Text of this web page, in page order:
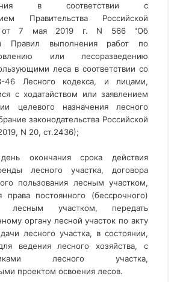
в соответствии с
Правительства Российской
от 7 мая 2019 г. N 566 "Об
Правил выполнения работ по
или лесоразведению
леса в соответствии со
46 Лесного кодекса, и лицами,
с ходатайством или заявлением
целевого назначения лесного
законодательства Российской
N 20, ст.2436);
окончания срока действия
лесного участка, договора
пользования лесным участком,
права постоянного (бессрочного)
лесным участком, передать
органу лесной участок по акту
лесного участка, в состоянии,
ведения лесного хозяйства, с
лесного участка,
проектом освоения лесов.